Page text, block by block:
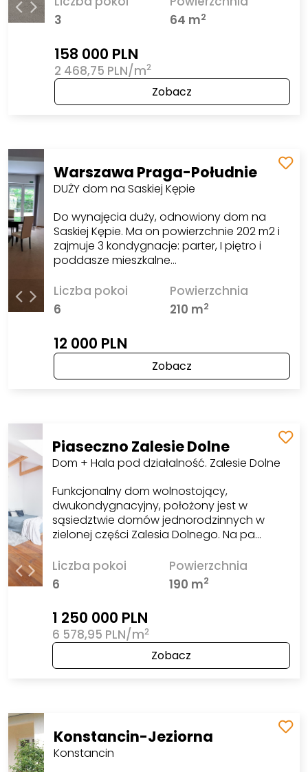
3
64 m2
158 000 PLN
2 468,75 PLN/m2
Zobacz
Warszawa Praga-Południe
DUŻY dom na Saskiej Kępie
Do wynajęcia duży, odnowiony dom na
Saskiej Kępie. Ma on powierzchnie 202 m2 i
zajmuje 3 kondygnacje: parter, I piętro i
poddasze mieszkalne…
Liczba pokoi
6
Powierzchnia
210 m2
12 000 PLN
Zobacz
Piaseczno Zalesie Dolne
Dom + Hala pod działalność. Zalesie Dolne
Funkcjonalny dom wolnostojący,
dwukondygnacyjny, położony jest w
sąsiedztwie domów jednorodzinnych w
zielonej części Zalesia Dolnego. Na pa…
Liczba pokoi
6
Powierzchnia
190 m2
1 250 000 PLN
6 578,95 PLN/m2
Zobacz
Konstancin-Jeziorna
Konstancin